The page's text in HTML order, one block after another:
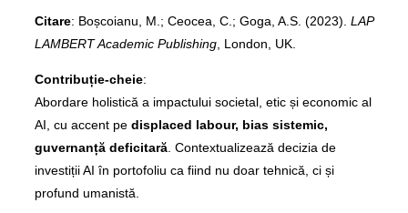
Citare: Boșcoianu, M.; Ceocea, C.; Goga, A.S. (2023). LAP
LAMBERT Academic Publishing , London, UK.
Contribuție-cheie:
Abordare holistică a impactului societal, etic și economic al
AI, cu accent pe displaced labour, bias sistemic,
guvernanță deficitară . Contextualizează decizia de
investiții AI în portofoliu ca fiind nu doar tehnică, ci și
profund umanistă.